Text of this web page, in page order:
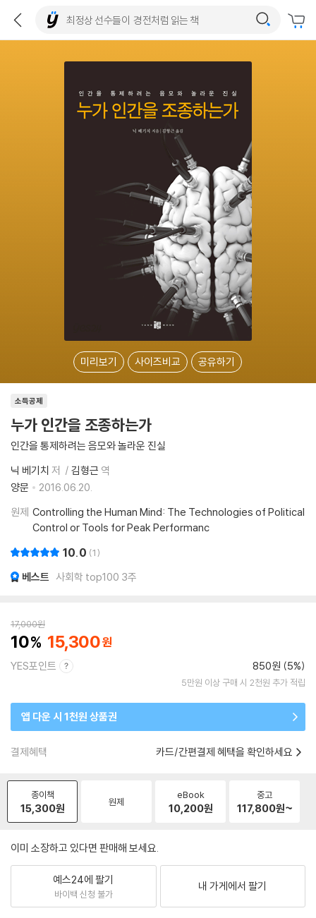
미리보기 사이즈비교 공유하기
소득공제
누가 인간을 조종하는가
인간을 통제하려는 음모와 놀라운 진실
닉 베기치 저 김형근 역
양문
2016.06.20.
원제 Controlling the Human Mind: The Technologies of Political
Control or Tools for Peak Performanc
10.0 1
베스트 사회학 top100 3주
17,000원
10 15,300
YES포인트 850원 (5%)
5만원 이상 구매 시 2천원 추가 적립
앱 다운 시 1천원 상품권
결제혜택 카드/간편결제 혜택을 확인하세요
종이책
15,300원 원제
eBook
10,200원
중고
117,800원~
이미 소장하고 있다면 판매해 보세요.
예스24에 팔기
바이백 신청 불가
내 가게에서 팔기